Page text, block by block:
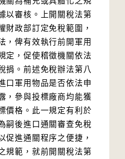
以審核。上開關稅法第
財政部訂定免稅範圍，
，俾有效執行前開軍用
定，促使稽徵機關依法
捐。前述免稅辦法第八
口軍用物品是否依法申
，參與投標廠商均能獲
價格。此一規定有利於
嗣後進口通關審查免稅
促進通關程序之便捷，
規範，就前開關稅法第